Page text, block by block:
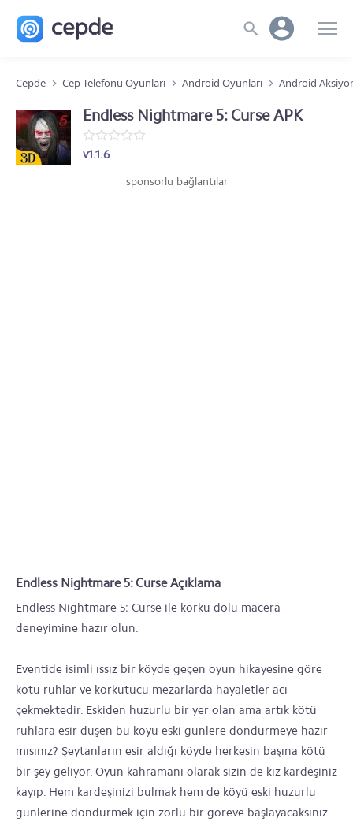
Cepde Cep Telefonu Oyunları Android Oyunları Android
Endless Nightmare 5: Curse APK
v1.1.6
sponsorlu bağlantılar
Endless Nightmare 5: Curse Açıklama
Endless Nightmare 5: Curse ile korku dolu macera
deneyimine hazır olun.
Eventide isimli ıssız bir köyde geçen oyun hikayesine göre
kötü ruhlar ve korkutucu mezarlarda hayaletler acı
çekmektedir. Eskiden huzurlu bir yer olan ama artık kötü
ruhlara esir düşen bu köyü eski günlere döndürmeye hazır
mısınız? Şeytanların esir aldığı köyde herkesin başına kötü
bir şey geliyor. Oyun kahramanı olarak sizin de kız kardeşiniz
kayıp. Hem kardeşinizi bulmak hem de köyü eski huzurlu
günlerine döndürmek için zorlu bir göreve başlayacaksınız.